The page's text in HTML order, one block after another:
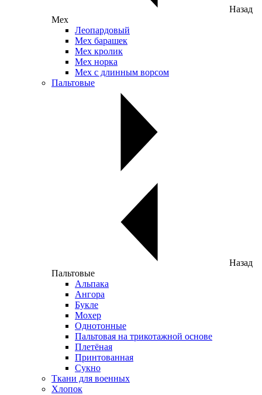
Назад
Мех
Леопардовый
Мех барашек
Мех кролик
Мех норка
Мех с длинным ворсом
Пальтовые
Назад
Пальтовые
Альпака
Ангора
Букле
Мохер
Однотонные
Пальтовая на трикотажной основе
Плетёная
Принтованная
Сукно
Ткани для военных
Хлопок